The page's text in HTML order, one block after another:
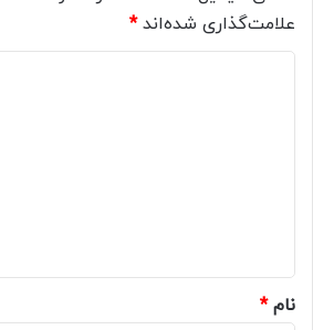
علامت‌گذاری شده‌اند*
نام*